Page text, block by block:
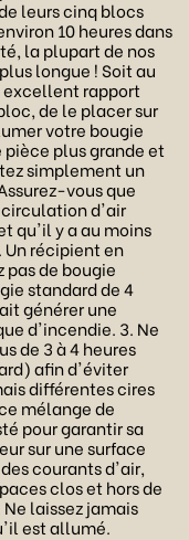
leurs cinq blocs
10 heures dans
la plupart de nos
longue ! Soit au
excellent rapport
de le placer sur
votre bougie
plus grande et
simplement un
vous que
circulation d'air
qu'il y a au moins
récipient en
de bougie
standard de 4
générer une
d'incendie. 3. Ne
de 3 à 4 heures
afin d'éviter
différentes cires
mélange de
pour garantir sa
sur une surface
courants d'air,
clos et hors de
laissez jamais
est allumé.